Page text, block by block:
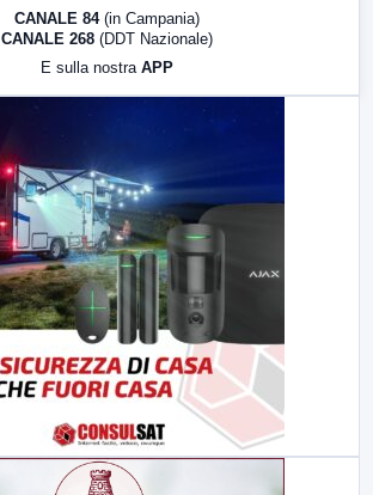
CANALE 84 (in Campania)
CANALE 268 (DDT Nazionale)
E sulla nostra APP